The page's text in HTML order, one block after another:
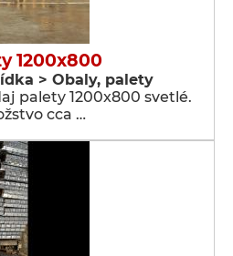
1200x800
> Obaly, palety
palety 1200x800 svetlé.
cca …